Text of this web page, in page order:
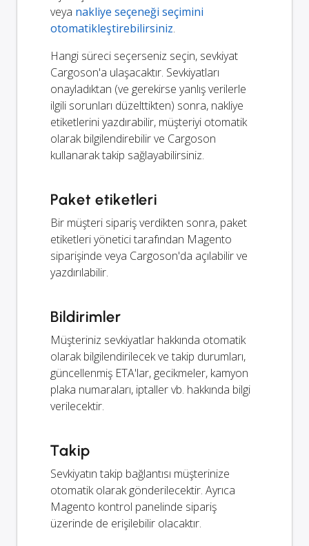
veya nakliye seçeneği seçimini
otomatikleştirebilirsiniz.
Hangi süreci seçerseniz seçin, sevkiyat
Cargoson'a ulaşacaktır. Sevkiyatları
onayladıktan (ve gerekirse yanlış verilerle
ilgili sorunları düzelttikten) sonra, nakliye
etiketlerini yazdırabilir, müşteriyi otomatik
olarak bilgilendirebilir ve Cargoson
kullanarak takip sağlayabilirsiniz.
Paket etiketleri
Bir müşteri sipariş verdikten sonra, paket
etiketleri yönetici tarafından Magento
siparişinde veya Cargoson'da açılabilir ve
yazdırılabilir.
Bildirimler
Müşteriniz sevkiyatlar hakkında otomatik
olarak bilgilendirilecek ve takip durumları,
güncellenmiş ETA'lar, gecikmeler, kamyon
plaka numaraları, iptaller vb. hakkında bilgi
verilecektir.
Takip
Sevkiyatın takip bağlantısı müşterinize
otomatik olarak gönderilecektir. Ayrıca
Magento kontrol panelinde sipariş
üzerinde de erişilebilir olacaktır.